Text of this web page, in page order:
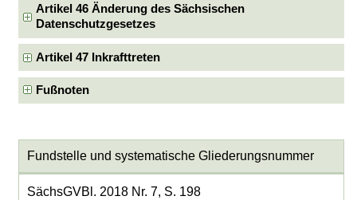
Artikel 46 Änderung des Sächsischen
Datenschutzgesetzes
Artikel 47 Inkrafttreten
Fußnoten
Fundstelle und systematische Gliederungsnummer
SächsGVBl. 2018 Nr. 7, S. 198